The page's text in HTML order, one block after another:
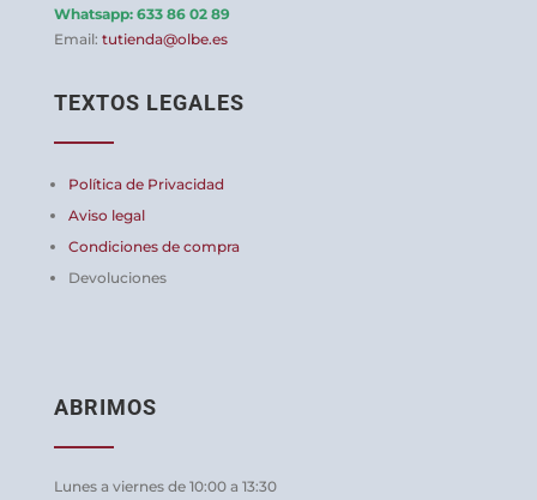
Whatsapp: 633 86 02 89
Email: tutienda@olbe.es
TEXTOS LEGALES
Política de Privacidad
Aviso legal
Condiciones de compra
Devoluciones
ABRIMOS
Lunes a viernes de 10:00 a 13:30